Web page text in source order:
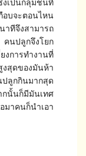
งเป็นกลุ่มชนที่
อบจะตอนไหน
ทีจึงสามารถ
นปลูกจึงโยก
การทำงานที่
สุดของมันห้า
ลูกกินมากสุด
นั้นก็มีมันเทศ
มาคนก็นำเอา